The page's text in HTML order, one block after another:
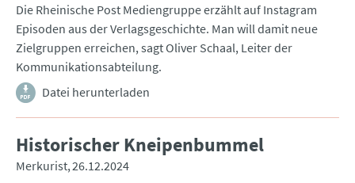
Die Rheinische Post Mediengruppe erzählt auf Instagram
Episoden aus der Verlagsgeschichte. Man will damit neue
Zielgruppen erreichen, sagt Oliver Schaal, Leiter der
Kommunikationsabteilung.
Datei herunterladen
Historischer Kneipenbummel
Merkurist 26.12.2024